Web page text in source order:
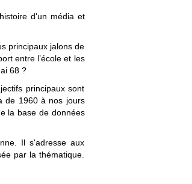
d'un média et
principaux jalons de
entre l’école et les
68 ?
principaux sont
de 1960 à nos jours
la base de données
Il s'adresse aux
par la thématique.